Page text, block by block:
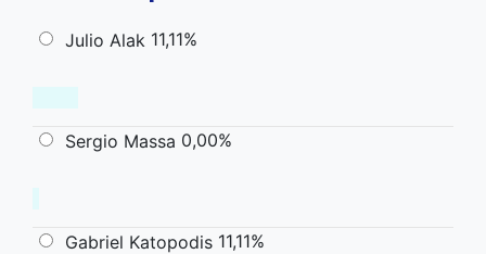
Julio Alak 11,11%
Sergio Massa 0,00%
Gabriel Katopodis 11,11%